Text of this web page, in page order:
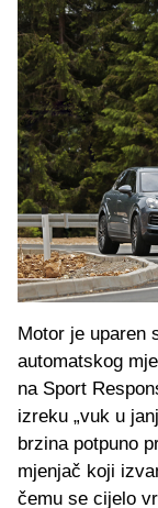
Motor je uparen
automatskog
na Sport
izreku „vuk u
brzina potpuno
mjenjač koji
čemu se cijelo